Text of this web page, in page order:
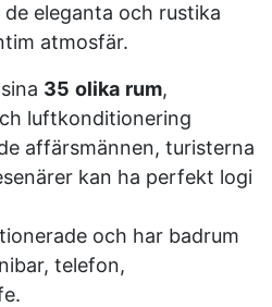
eleganta och rustika
atmosfär.
35 olika rum,
luftkonditionering
affärsmännen, turisterna
kan ha perfekt logi
och har badrum
telefon,